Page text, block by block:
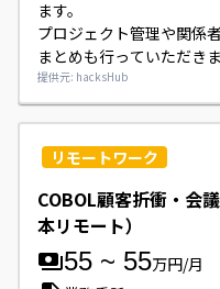
ます。
プロジェクト管理や関係
まとめも行っていただきま
提供元: hacksHub
リモートワーク
COBOL顧客折衝・会
本リモート）
55 ~ 55万円/月